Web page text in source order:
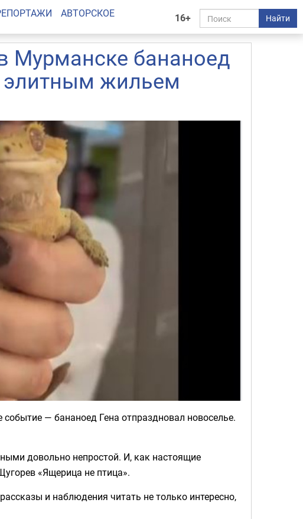
16+ Найти
АВТОРСКОЕ
Мурманске бананоед
элитным жильем
— бананоед Гена отпраздновал новоселье.
довольно непростой. И, как настоящие
«Ящерица не птица».
и наблюдения читать не только интересно,